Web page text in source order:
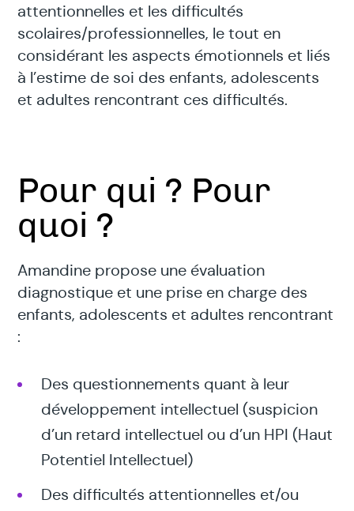
attentionnelles et les difficultés
scolaires/professionnelles, le tout en
considérant les aspects émotionnels et liés
à l’estime de soi des enfants, adolescents
et adultes rencontrant ces difficultés.
Pour qui ? Pour
quoi ?
Amandine propose une évaluation
diagnostique et une prise en charge des
enfants, adolescents et adultes rencontrant
:
Des questionnements quant à leur
développement intellectuel (suspicion
d’un retard intellectuel ou d’un HPI (Haut
Potentiel Intellectuel)
Des difficultés attentionnelles et/ou